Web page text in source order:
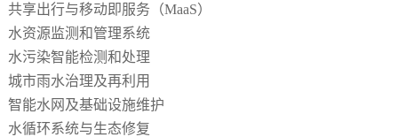
共享出行与移动即服务（MaaS）
水资源监测和管理系统
水污染智能检测和处理
城市雨水治理及再利用
智能水网及基础设施维护
水循环系统与生态修复